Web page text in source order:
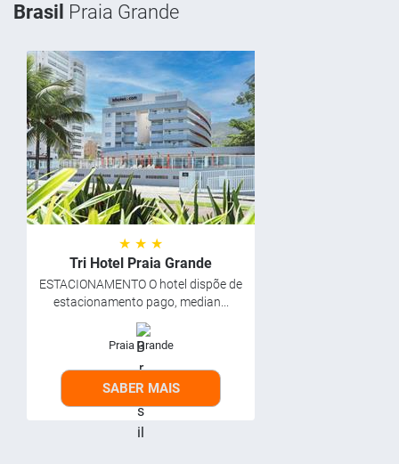
Brasil Praia Grande
★ ★ ★
Tri Hotel Praia Grande
ESTACIONAMENTO O hotel dispõe de
estacionamento pago, median...
Praia Grande
SABER MAIS